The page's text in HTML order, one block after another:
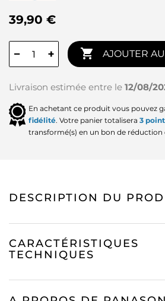
39,90 €
− +  AJOUTER
Livraison estimée entre le 12/08/
En achetant ce produit vous pouvez
fidélité. Votre panier totalisera 3
transformé(s) en un bon de réduction
DESCRIPTION DU
CARACTÉRISTIQUES
TECHNIQUES